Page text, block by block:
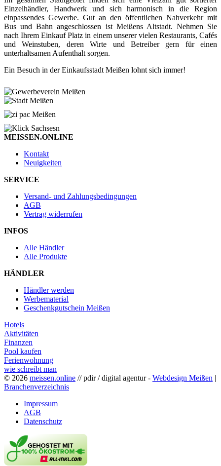
Einzelhändler, Handwerk und sich harmonisch in die Region
einpassendes Gewerbe. Gut an den öffentlichen Nahverkehr mit
Bus und Bahn angeschlossen ist Meißens Altstadt. Nehmen Sie
nach Ihrem Einkauf Platz in einem unserer vielen Restaurants, Cafés
und Weinstuben, deren Wirte und Betreiber gern für einen
unterhaltsamen Aufenthalt sorgen.
Ein Besuch in der Einkaufsstadt Meißen lohnt sich immer!
MEISSEN.ONLINE
Kontakt
Neuigkeiten
SERVICE
Versand- und Zahlungsbedingungen
AGB
Vertrag widerrufen
INFOS
Alle Händler
Alle Produkte
HÄNDLER
Händler werden
Werbematerial
Geschenkgutschein Meißen
Hotels
Aktivitäten
Finanzen
Pool kaufen
Ferienwohnung
wie schreibt man
© 2026 meissen.online // pdir / digital agentur - Webdesign Meißen |
Branchenverzeichnis
Impressum
AGB
Datenschutz